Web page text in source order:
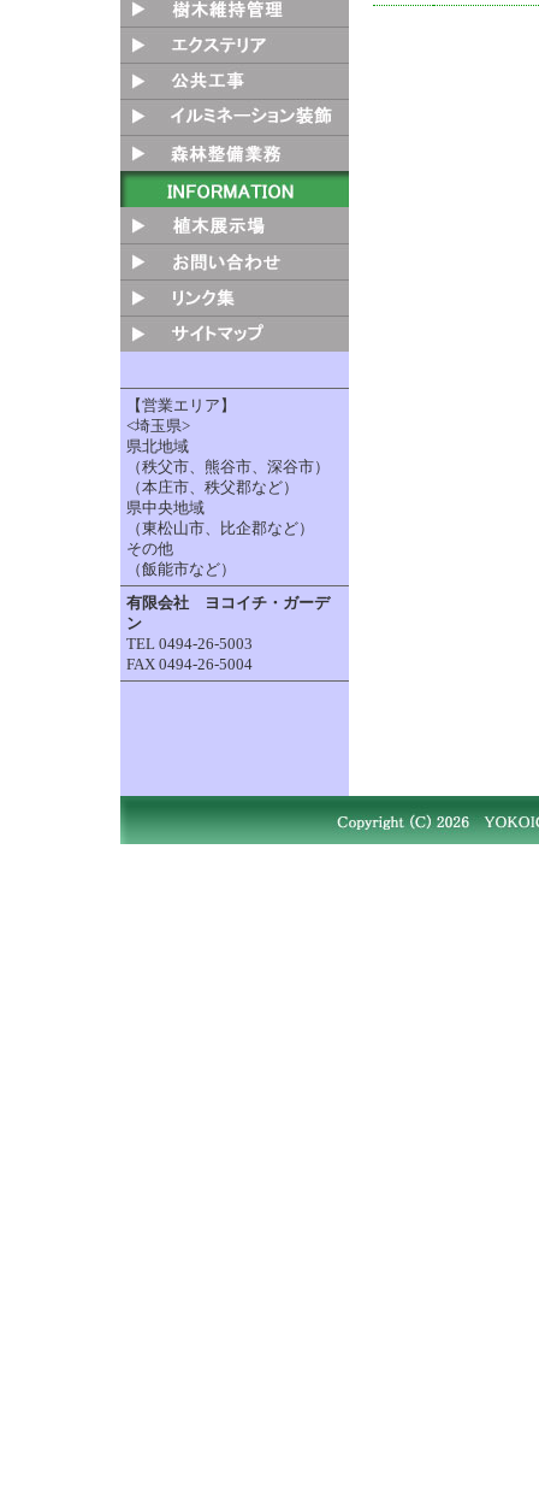
【営業エリア】
<埼玉県>
県北地域
（秩父市、熊谷市、深谷市）
（本庄市、秩父郡など）
県中央地域
（東松山市、比企郡など）
その他
（飯能市など）
有限会社 ヨコイチ・ガーデ
ン
TEL 0494-26-5003
FAX 0494-26-5004